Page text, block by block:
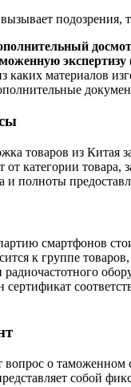
подозрения,
экспертизу
каких материалов
товаров из Китая
от категории товара,
и полноты
смартфонов
к группе
сертификат
вопрос о таможенном
собой